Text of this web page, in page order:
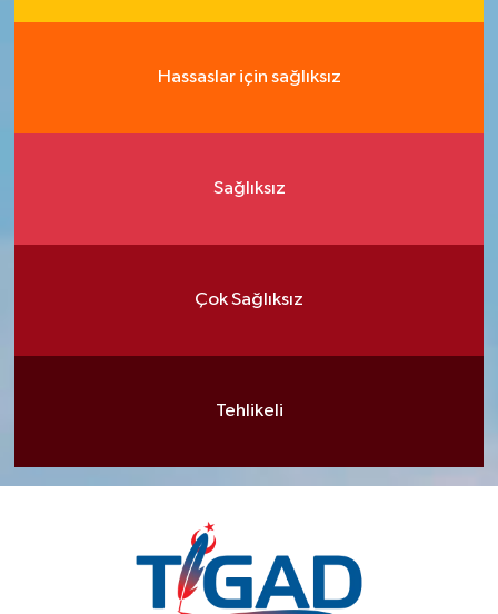
Hassaslar için sağlıksız
Sağlıksız
Çok Sağlıksız
Tehlikeli